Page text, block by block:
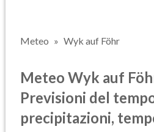
Meteo Wyk auf Föhr
Meteo Wyk auf
Previsioni del
precipitazioni,